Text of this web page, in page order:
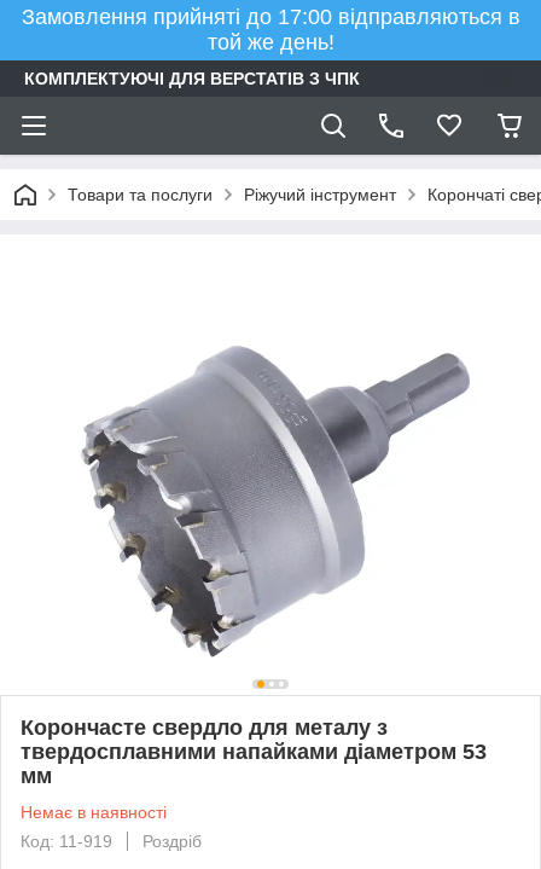
Замовлення прийняті до 17:00 відправляються в
той же день!
КОМПЛЕКТУЮЧІ ДЛЯ ВЕРСТАТІВ З ЧПК
Товари та послуги Ріжучий інструмент Корончаті
Корончасте свердло для металу з
твердосплавними напайками діаметром 53
мм
Немає в наявності
Код: 11-919
Роздріб